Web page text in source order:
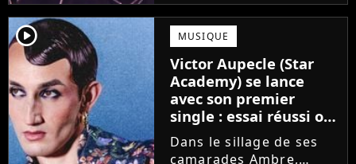
carrière dans la
musique. Et pour ça, le
chanteur a récemment
dévoilé "Château", son
premier single....
player2 MUSIQUE
Victor Aupecle (Star
Academy) se lance
avec son premier
single : essai réussi ou
manqué ? Voici notre
avis !
Dans le sillage de ses
camarades Ambre,